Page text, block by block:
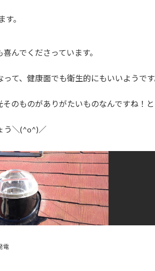
。
んでくださっています。
て、健康面でも衛生的にもいいようです
そのものがありがたいものなんですね！
う＼(^o^)／
電